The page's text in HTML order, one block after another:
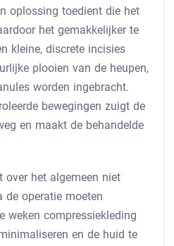
oplossing toedient die het
het gemakkelijker te
kleine, discrete incisies
plooien van de heupen,
worden ingebracht.
bewegingen zuigt de
en maakt de behandelde
over het algemeen niet
de operatie moeten
weken compressiekleding
en de huid te